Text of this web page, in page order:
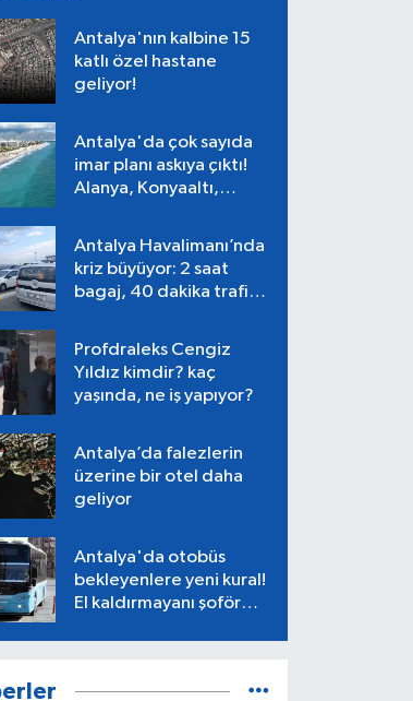
Antalya'nın kalbine 15
katlı özel hastane
geliyor!
Antalya'da çok sayıda
imar planı askıya çıktı!
Alanya, Konyaaltı,
Antalya Havalimanı’nda
kriz büyüyor: 2 saat
bagaj, 40 dakika trafik,
Profdraleks Cengiz
Yıldız kimdir? kaç
yaşında, ne iş yapıyor?
Antalya’da falezlerin
üzerine bir otel daha
geliyor
Antalya'da otobüs
bekleyenlere yeni kural!
El kaldırmayanı şoför